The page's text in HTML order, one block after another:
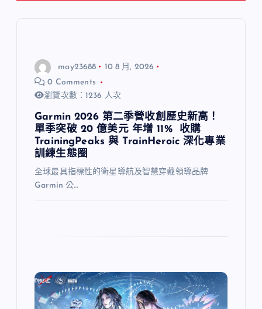
may23688
10 8 月, 2026
0 Comments
瀏覽次數：1236 人次
Garmin 2026 第二季營收創歷史新高！
單季突破 20 億美元 年增 11% 收購
TrainingPeaks 與 TrainHeroic 深化專業
訓練生態圈
全球最具指標性的衛星導航及智慧穿戴領導品牌
Garmin 公…